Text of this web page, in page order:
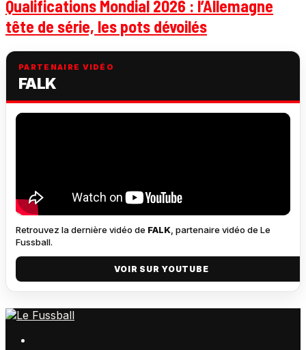
Qualifications Mondial 2026 : l’Allemagne
tête de série, les pots dévoilés
PARTENAIRE VIDÉO
FALK
Retrouvez la dernière vidéo de FALK , partenaire vidéo de Le
Fussball.
VOIR SUR YOUTUBE